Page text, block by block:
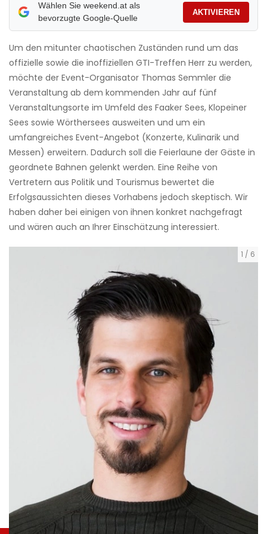
Wählen Sie weekend.at als
bevorzugte Google-Quelle
AKTIVIEREN
Um den mitunter chaotischen Zuständen rund um das
offizielle sowie die inoffiziellen GTI-Treffen Herr zu werden,
möchte der Event-Organisator Thomas Semmler die
Veranstaltung ab dem kommenden Jahr auf fünf
Veranstaltungsorte im Umfeld des Faaker Sees, Klopeiner
Sees sowie Wörthersees ausweiten und um ein
umfangreiches Event-Angebot (Konzerte, Kulinarik und
Messen) erweitern. Dadurch soll die Feierlaune der Gäste in
geordnete Bahnen gelenkt werden. Eine Reihe von
Vertretern aus Politik und Tourismus bewertet die
Erfolgsaussichten dieses Vorhabens jedoch skeptisch. Wir
haben daher bei einigen von ihnen konkret nachgefragt
und wären auch an Ihrer Einschätzung interessiert.
1 / 6